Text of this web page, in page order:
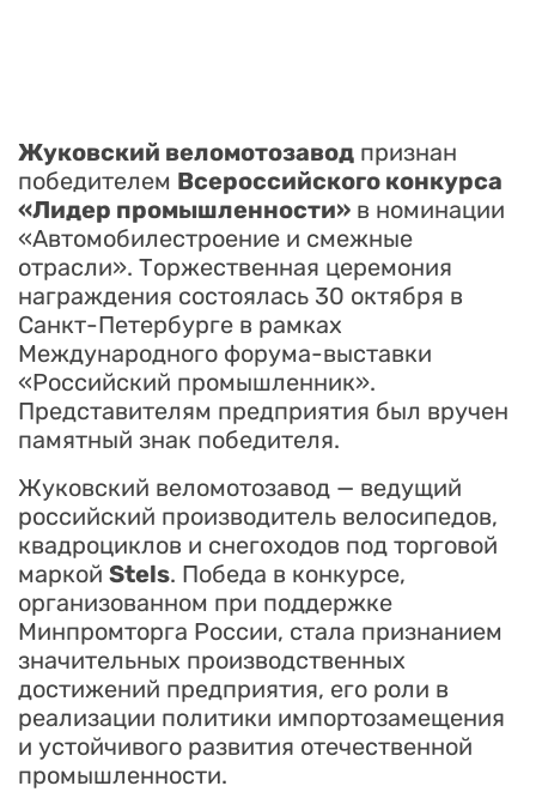
Жуковский веломотозавод признан
победителем Всероссийского конкурса
«Лидер промышленности» в номинации
«Автомобилестроение и смежные
отрасли». Торжественная церемония
награждения состоялась 30 октября в
Санкт-Петербурге в рамках
Международного форума-выставки
«Российский промышленник».
Представителям предприятия был вручен
памятный знак победителя.
Жуковский веломотозавод — ведущий
российский производитель велосипедов,
квадроциклов и снегоходов под торговой
маркой Stels. Победа в конкурсе,
организованном при поддержке
Минпромторга России, стала признанием
значительных производственных
достижений предприятия, его роли в
реализации политики импортозамещения
и устойчивого развития отечественной
промышленности.